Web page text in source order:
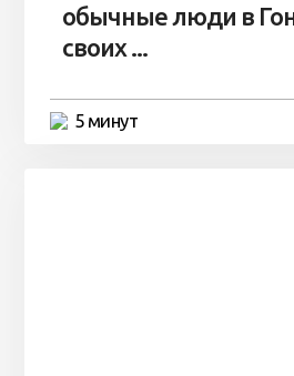
обычные люди в
своих ...
5 минут